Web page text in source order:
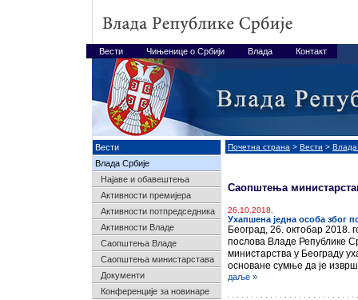
Вести Чињенице о Србији Влада Контакт
Вести
Влада Србије
Најавe и обавештења
Активности премијера
Активности потпредседника
Активности Владе
Саопштења Владе
Саопштења министарстава
Документи
Конференције за новинаре
Почетна страна > Вести > Влада
Саопштења
26.10.2018.
Ухапшена једна особа због
Београд, 26. октобар 2018.
послова Владе Републике
министарства у Београду
основане сумње да је
даље »